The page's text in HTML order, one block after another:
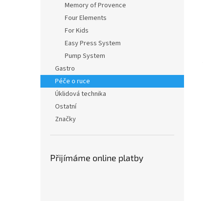
Memory of Provence
Four Elements
For Kids
Easy Press System
Pump System
Gastro
Péče o ruce
Úklidová technika
Ostatní
Značky
Přijímáme online platby